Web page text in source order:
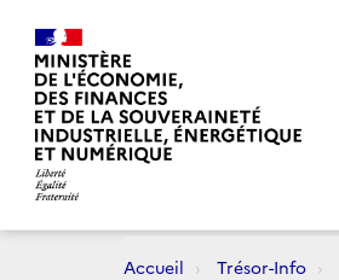
Accueil Trésor-Info